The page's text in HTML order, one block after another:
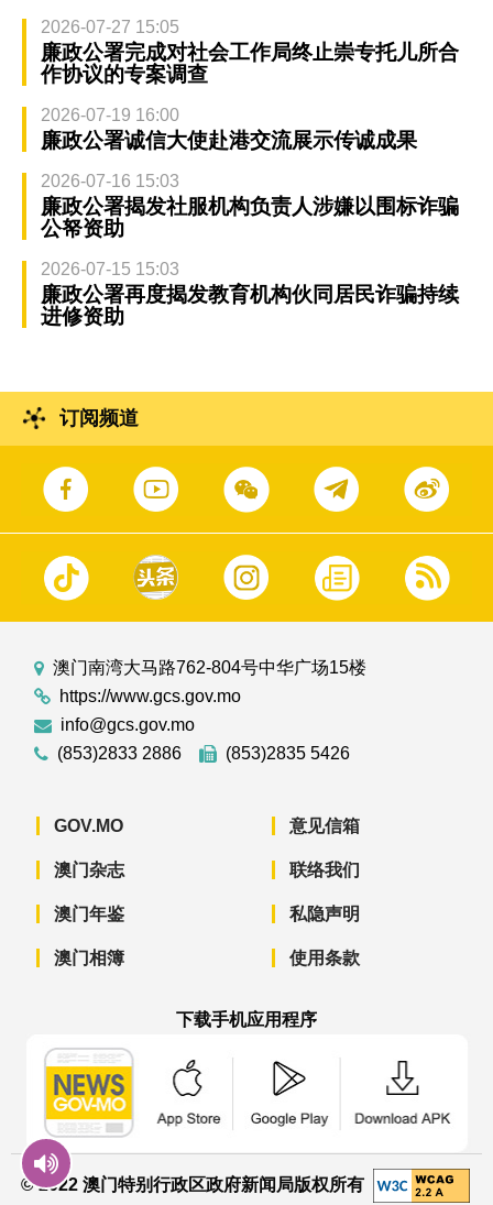
2026-07-27 15:05
廉政公署完成对社会工作局终止崇专托儿所合
作协议的专案调查
2026-07-19 16:00
廉政公署诚信大使赴港交流展示传诚成果
2026-07-16 15:03
廉政公署揭发社服机构负责人涉嫌以围标诈骗
公帑资助
2026-07-15 15:03
廉政公署再度揭发教育机构伙同居民诈骗持续
进修资助
订阅频道
澳门南湾大马路762-804号中华广场15楼
https://www.gcs.gov.mo
info@gcs.gov.mo
(853)2833 2886
(853)2835 5426
GOV.MO
澳门杂志
澳门年鉴
澳门相簿
意见信箱
联络我们
私隐声明
使用条款
下载手机应用程序
© 2022 澳门特别行政区政府新闻局版权所有